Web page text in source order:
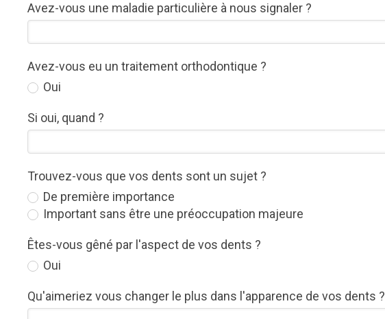
Avez-vous une maladie particulière à nous signaler ?
Avez-vous eu un traitement orthodontique ?
Oui
Si oui, quand ?
Trouvez-vous que vos dents sont un sujet ?
De première importance
Important sans être une préoccupation majeure
Êtes-vous gêné par l'aspect de vos dents ?
Oui
Qu'aimeriez vous changer le plus dans l'apparence de vos dents ?